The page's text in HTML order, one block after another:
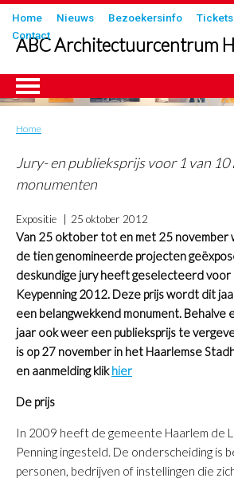
Overslaan
en
naar
inhoud
gaan
Submenu
Home Nieuws Bezoekersinfo Tickets
Contact
ABC Architectuurcentrum
Kruimelpad
Home
Jury- en publieksprijs voor 1 van 10
monumenten
Expositie 25 oktober 2012
Van 25 oktober tot en met 25 november
de tien genomineerde projecten
deskundige jury heeft geselecteerd voor
Keypenning 2012. Deze prijs wordt dit
een belangwekkend monument. Behalve
jaar ook weer een publieksprijs te
is op 27 november in het Haarlemse
en aanmelding klikhier
De prijs
In 2009 heeft de gemeente Haarlem de
Penning ingesteld. De onderscheiding is
personen, bedrijven of instellingen die